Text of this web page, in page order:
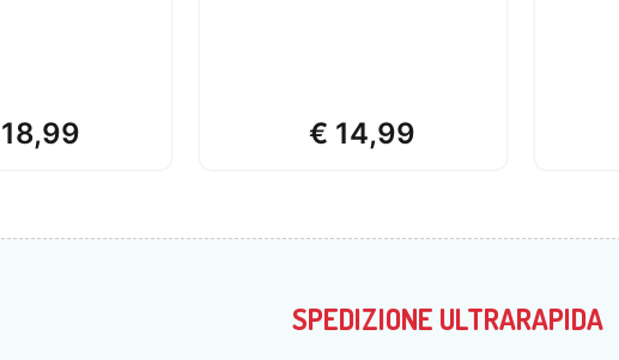
18,99 € 14,99
SPEDIZIONE ULTRARAPIDA